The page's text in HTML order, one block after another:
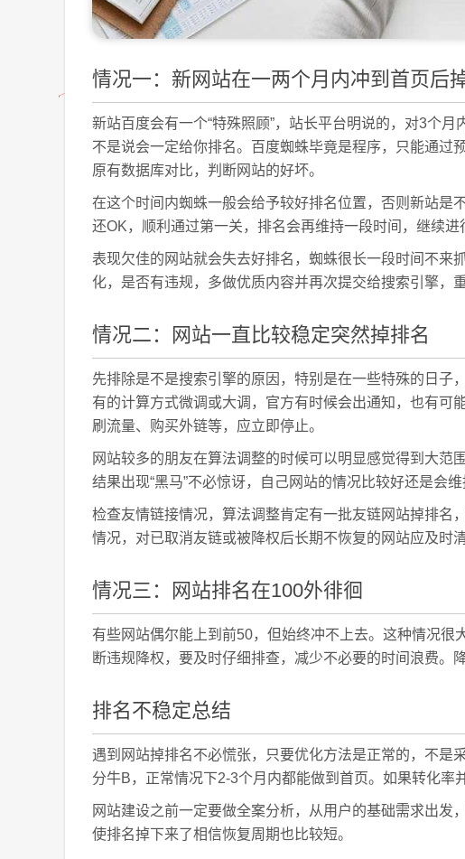
情况一：新网站在一两个月内冲到首页后
新站百度会有一个“特殊照顾”，站长平台明说的，对3个
不是说会一定给你排名。百度蜘蛛毕竟是程序，只能通过
原有数据库对比，判断网站的好坏。
在这个时间内蜘蛛一般会给予较好排名位置，否则新站是
还OK，顺利通过第一关，排名会再维持一段时间，继续进
表现欠佳的网站就会失去好排名，蜘蛛很长一段时间不来
化，是否有违规，多做优质内容并再次提交给搜索引擎，
情况二：网站一直比较稳定突然掉排名
先排除是不是搜索引擎的原因，特别是在一些特殊的日子
有的计算方式微调或大调，官方有时候会出通知，也有可
刷流量、购买外链等，应立即停止。
网站较多的朋友在算法调整的时候可以明显感觉得到大范
结果出现“黑马”不必惊讶，自己网站的情况比较好还是会
检查友情链接情况，算法调整肯定有一批友链网站掉排名
情况，对已取消友链或被降权后长期不恢复的网站应及时清
情况三：网站排名在100外徘徊
有些网站偶尔能上到前50，但始终冲不上去。这种情况很
断违规降权，要及时仔细排查，减少不必要的时间浪费。
排名不稳定总结
遇到网站掉排名不必慌张，只要优化方法是正常的，不是
分牛B，正常情况下2-3个月内都能做到首页。如果转化率
网站建设之前一定要做全案分析，从用户的基础需求出
使排名掉下来了相信恢复周期也比较短。